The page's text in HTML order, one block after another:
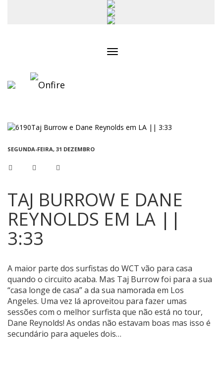
SEGUNDA-FEIRA, 31 DEZEMBRO
TAJ BURROW E DANE
REYNOLDS EM LA ||
3:33
A maior parte dos surfistas do WCT vão para casa
quando o circuito acaba. Mas Taj Burrow foi para a sua
“casa longe de casa” a da sua namorada em Los
Angeles. Uma vez lá aproveitou para fazer umas
sessões com o melhor surfista que não está no tour,
Dane Reynolds! As ondas não estavam boas mas isso é
secundário para aqueles dois…